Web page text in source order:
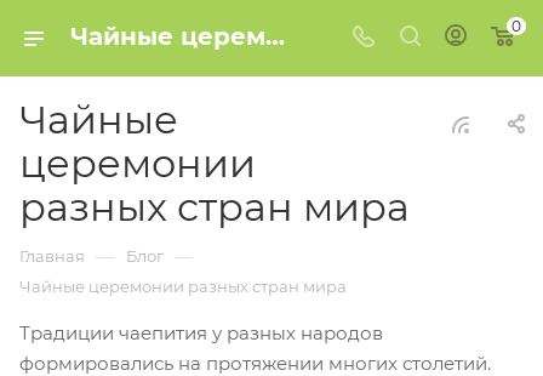
Чайные церемонии в разных странах мира - от Китая до России 0
Чайные
церемонии
разных стран мира
Главная — Блог —
Чайные церемонии разных стран мира
Традиции чаепития у разных народов
формировались на протяжении многих столетий.